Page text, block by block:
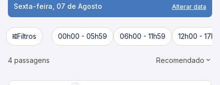
Sexta-feira, 07 de Agosto Alterar data
Filtros 00h00 - 05h59 06h00 - 11h59 12h00 -
4 passagens Recomendado